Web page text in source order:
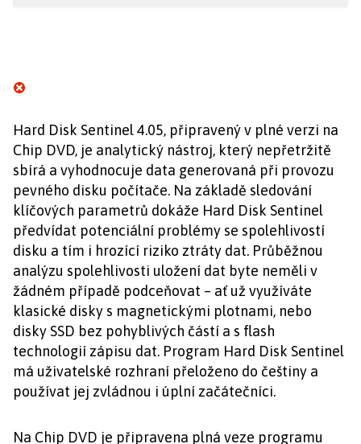
Hard Disk Sentinel 4.05, připravený v plné verzi na
Chip DVD, je analytický nástroj, který nepřetržitě
sbírá a vyhodnocuje data generovaná při provozu
pevného disku počítače. Na základě sledování
klíčových parametrů dokáže Hard Disk Sentinel
předvídat potenciální problémy se spolehlivostí
disku a tím i hrozící riziko ztráty dat. Průběžnou
analýzu spolehlivosti uložení dat byte neměli v
žádném případě podceňovat – ať už využíváte
klasické disky s magnetickými plotnami, nebo
disky SSD bez pohyblivých částí a s flash
technologií zápisu dat. Program Hard Disk Sentinel
má uživatelské rozhraní přeloženo do češtiny a
používat jej zvládnou i úplní začátečníci.
Na Chip DVD je připravena plná veze programu